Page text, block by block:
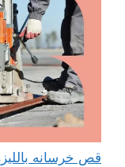
قص خرسانه بالليزر الكويت